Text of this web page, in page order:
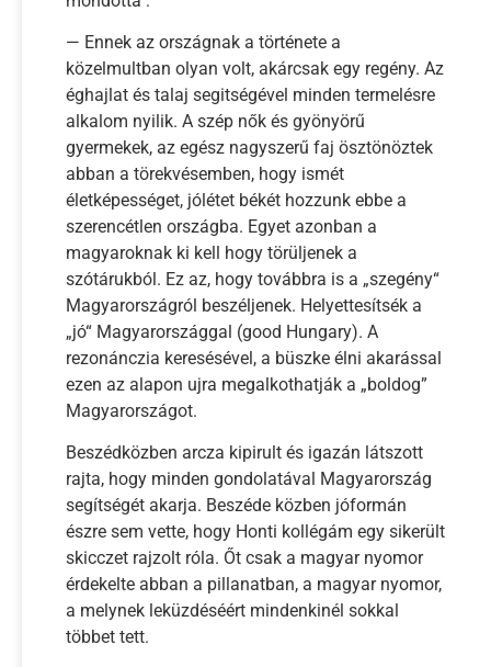
— Ennek az országnak a története a
közelmultban olyan volt, akárcsak egy regény. Az
éghajlat és talaj segitségével minden termelésre
alkalom nyilik. A szép nők és gyönyörű
gyermekek, az egész nagyszerű faj ösztönöztek
abban a törekvésemben, hogy ismét
életképességet, jólétet békét hozzunk ebbe a
szerencétlen országba. Egyet azonban a
magyaroknak ki kell hogy törüljenek a
szótárukból. Ez az, hogy továbbra is a „szegény“
Magyarországról beszéljenek. Helyettesítsék a
„jó“ Magyarországgal (good Hungary). A
rezonánczia keresésével, a büszke élni akarással
ezen az alapon ujra megalkothatják a „boldog”
Magyarországot.
Beszédközben arcza kipirult és igazán látszott
rajta, hogy minden gondolatával Magyarország
segítségét akarja. Beszéde közben jóformán
észre sem vette, hogy Honti kollégám egy sikerült
skicczet rajzolt róla. Őt csak a magyar nyomor
érdekelte abban a pillanatban, a magyar nyomor,
a melynek leküzdéséért mindenkinél sokkal
többet tett.